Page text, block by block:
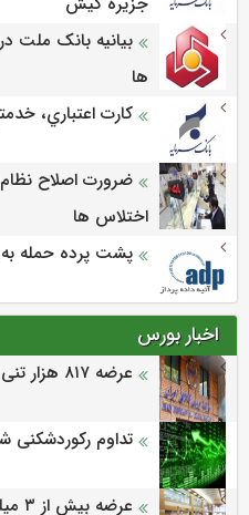
بیانیه بانک ملت
ها
كارت اعتباري،
ضرورت اصلاح
اختلاس ها
پشت پرده حمله
اخبار بورس
عرضه‌ ۸۱۷ هزار تنی محصولات در بورس کالا
تداوم